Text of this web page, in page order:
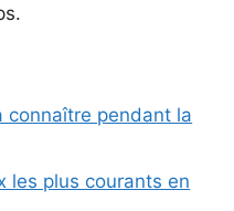
connaître pendant la
les plus courants en